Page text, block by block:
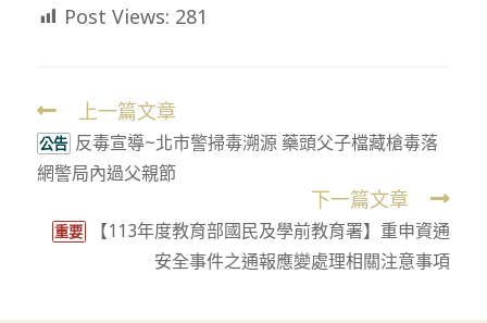
Post Views: 281
Read
more
articles
上一篇文章
公告 反毒宣導~北市警掃毒溯源 藥頭父子檔藏槍毒落
網警局內過父親節
下一篇文章
重要
【113年度教育部國民及學前教育署】重申資通
安全事件之通報應變處理相關注意事項